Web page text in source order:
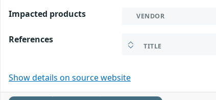
Impacted products
VENDOR
References
TITLE
Show details on source website